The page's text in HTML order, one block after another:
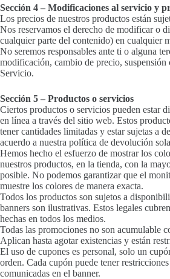
Sección 4 – Modificaciones al servicio y
Los precios de nuestros productos están
Nos reservamos el derecho de modificar o
cualquier parte del contenido) en cualquier
No seremos responsables ante ti o alguna
modificación, cambio de precio, suspensión
Servicio.
Sección 5 – Productos o servicios
Ciertos productos o servicios pueden estar
en línea a través del sitio web. Estos
tener cantidades limitadas y estar sujetas a
acuerdo a nuestra política de devolución
Hemos hecho el esfuerzo de mostrar los
nuestros productos, en la tienda, con la
posible. No podemos garantizar que el
muestre los colores de manera exacta.
Todos los productos son sujetos a
banners son ilustrativas. Estos legales
hechas en todos los medios.
Todas las promociones no son acumulable
Aplican hasta agotar existencias y están
El uso de cupones es personal, solo un
orden. Cada cupón puede tener
comunicadas en el banner.